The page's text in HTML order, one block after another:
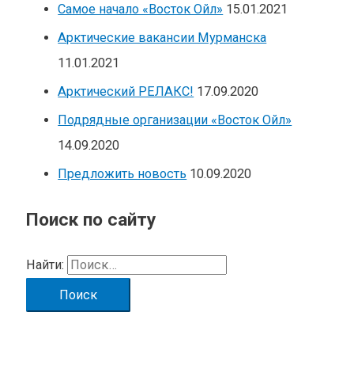
Самое начало «Восток Ойл» 15.01.2021
Арктические вакансии Мурманска
11.01.2021
Арктический РЕЛАКС! 17.09.2020
Подрядные организации «Восток Ойл»
14.09.2020
Предложить новость 10.09.2020
Поиск по сайту
Найти: